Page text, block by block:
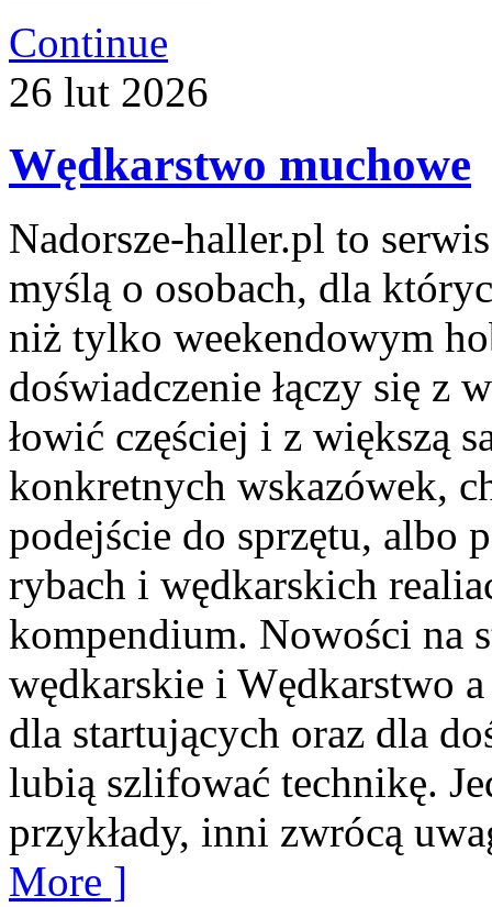
Continue
26 lut 2026
Wędkarstwo muchowe
Nadorsze-haller.pl to
myślą o osobach, dla
niż tylko weekendowym
doświadczenie łączy się z
łowić częściej i z większą
konkretnych wskazówek,
podejście do sprzętu, albo
rybach i wędkarskich
kompendium. Nowości na
wędkarskie i Wędkarstwo
dla startujących oraz dla
lubią szlifować technikę.
przykłady, inni zwrócą
More ]